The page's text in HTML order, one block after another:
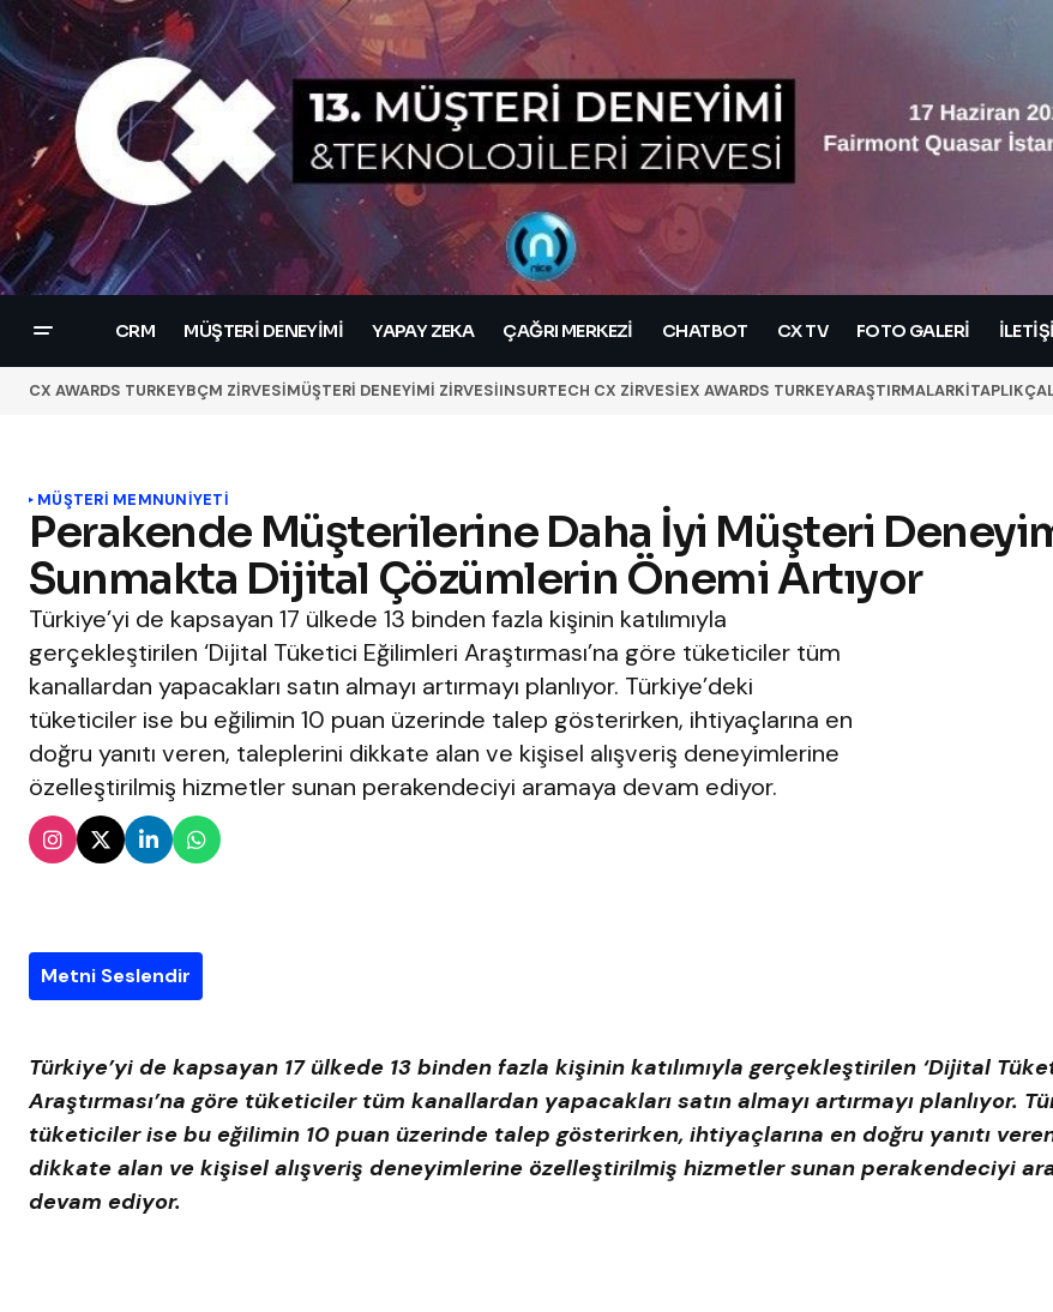
CRM MÜŞTERI DENEYIMI YAPAY ZEKA ÇAĞRI MERKEZI CHATBOT CX TV FOTO GALERİ
CX AWARDS TURKEYBÇM ZİRVESİMÜŞTERİ DENEYİMİ ZİRVESİINSURTECH CX ZİRVESİEX AWARDS TURKEYARAŞTIRMALARKİTAPLIK
MÜŞTERI MEMNUNIYETI
Perakende Müşterilerine Daha İyi Müşteri
Sunmakta Dijital Çözümlerin Önemi Artıyor
Türkiye’yi de kapsayan 17 ülkede 13 binden fazla kişinin katılımıyla
gerçekleştirilen ‘Dijital Tüketici Eğilimleri Araştırması’na göre tüketiciler tüm
kanallardan yapacakları satın almayı artırmayı planlıyor. Türkiye’deki
tüketiciler ise bu eğilimin 10 puan üzerinde talep gösterirken, ihtiyaçlarına en
doğru yanıtı veren, taleplerini dikkate alan ve kişisel alışveriş deneyimlerine
özelleştirilmiş hizmetler sunan perakendeciyi aramaya devam ediyor.
Metni Seslendir
Türkiye’yi de kapsayan 17 ülkede 13 binden fazla kişinin katılımıyla gerçekleştirilen ‘Dijital
Araştırması’na göre tüketiciler tüm kanallardan yapacakları satın almayı artırmayı planlıyor.
tüketiciler ise bu eğilimin 10 puan üzerinde talep gösterirken, ihtiyaçlarına en doğru yanıtı
dikkate alan ve kişisel alışveriş deneyimlerine özelleştirilmiş hizmetler sunan perakendeciyi
devam ediyor.